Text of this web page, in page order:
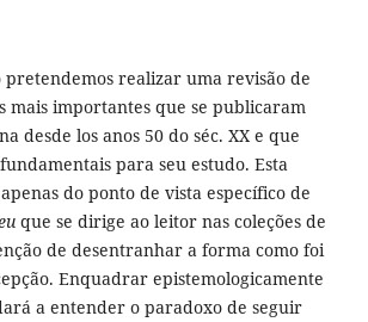
realizar uma revisão de
mais importantes que se publicaram
desde los anos 50 do séc. XX e que
para seu estudo. Esta
do ponto de vista específico de
que se dirige ao leitor nas coleções de
de desentranhar a forma como foi
Enquadrar epistemologicamente
a entender o paradoxo de seguir